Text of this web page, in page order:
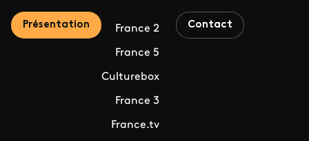
Présentation France 2
France 5
Culturebox
France 3
France.tv
Contact